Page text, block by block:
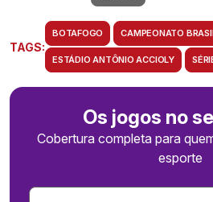
TAGS:
BOTAFOGO CAMPEONATO
ESTÁDIO ANTÔNIO ACCIOLY
Os jogos no
Cobertura completa para
esporte